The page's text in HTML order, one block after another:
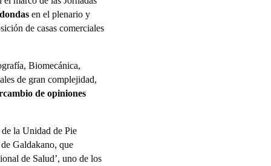
en el plenario y
de casas comerciales
Biomecánica,
de gran complejidad,
de opiniones
la Unidad de Pie
Galdakano, que
de Salud’, uno de los